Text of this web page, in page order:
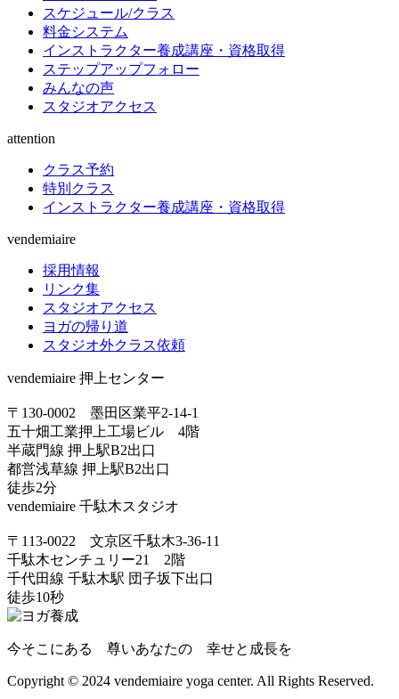
スケジュール/クラス
料金システム
インストラクター養成講座・資格取得
ステップアップフォロー
みんなの声
スタジオアクセス
attention
クラス予約
特別クラス
インストラクター養成講座・資格取得
vendemiaire
採用情報
リンク集
スタジオアクセス
ヨガの帰り道
スタジオ外クラス依頼
vendemiaire 押上センター
〒130-0002 墨田区業平2-14-1
五十畑工業押上工場ビル 4階
半蔵門線 押上駅B2出口
都営浅草線 押上駅B2出口
徒歩2分
vendemiaire 千駄木スタジオ
〒113-0022 文京区千駄木3-36-11
千駄木センチュリー21 2階
千代田線 千駄木駅 団子坂下出口
徒歩10秒
今そこにある 尊いあなたの 幸せと成長を
Copyright © 2024 vendemiaire yoga center. All Rights Reserved.